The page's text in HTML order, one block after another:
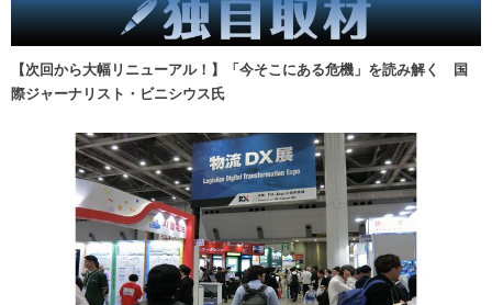
【次回から大幅リニューアル！】「今そこにある危機」を読み解く 国
際ジャーナリスト・ビニシウス氏